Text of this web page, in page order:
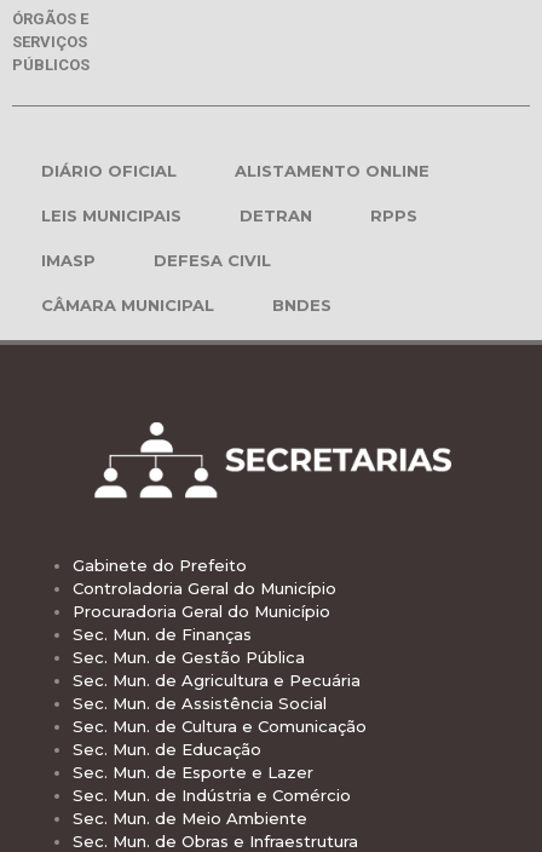
ÓRGÃOS E
SERVIÇOS
PÚBLICOS
DIÁRIO OFICIAL ALISTAMENTO ONLINE
LEIS MUNICIPAIS DETRAN RPPS
IMASP DEFESA CIVIL
CÂMARA MUNICIPAL BNDES
Gabinete do Prefeito
Controladoria Geral do Município
Procuradoria Geral do Município
Sec. Mun. de Finanças
Sec. Mun. de Gestão Pública
Sec. Mun. de Agricultura e Pecuária
Sec. Mun. de Assistência Social
Sec. Mun. de Cultura e Comunicação
Sec. Mun. de Educação
Sec. Mun. de Esporte e Lazer
Sec. Mun. de Indústria e Comércio
Sec. Mun. de Meio Ambiente
Sec. Mun. de Obras e Infraestrutura